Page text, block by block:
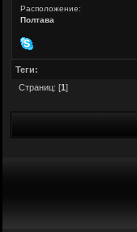
Расположение:
Полтава
Теги:
Страниц: [1]